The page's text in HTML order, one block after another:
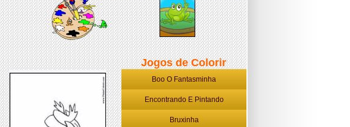
Jogos de Colorir
Boo O Fantasminha
Encontrando E Pintando
Bruxinha